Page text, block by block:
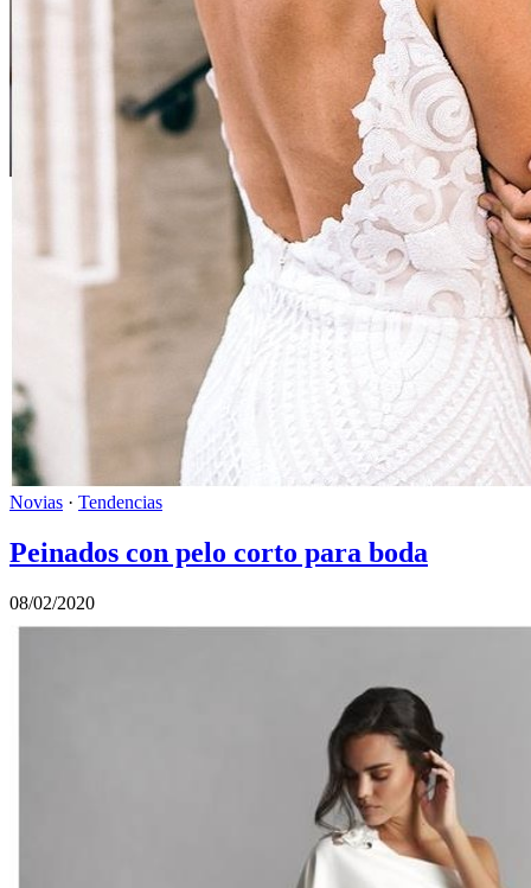
Novias · Tendencias
Peinados con pelo corto para boda
08/02/2020